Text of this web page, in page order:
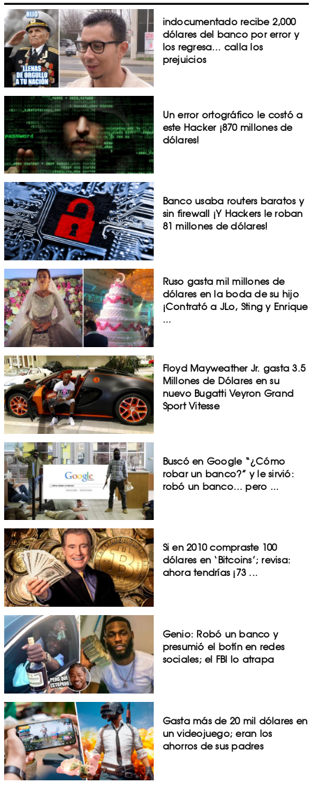
indocumentado recibe 2,000
dólares del banco por error y
los regresa… calla los
prejuicios
Un error ortográfico le costó a
este Hacker ¡870 millones de
dólares!
Banco usaba routers baratos y
sin firewall ¡Y Hackers le roban
81 millones de dólares!
Ruso gasta mil millones de
dólares en la boda de su hijo
¡Contrató a JLo, Sting y Enrique
...
Floyd Mayweather Jr. gasta 3.5
Millones de Dólares en su
nuevo Bugatti Veyron Grand
Sport Vitesse
Buscó en Google “¿Cómo
robar un banco?” y le sirvió:
robó un banco… pero ...
Si en 2010 compraste 100
dólares en ‘Bitcoins’; revisa:
ahora tendrías ¡73 ...
Genio: Robó un banco y
presumió el botín en redes
sociales; el FBI lo atrapa
Gasta más de 20 mil dólares en
un videojuego; eran los
ahorros de sus padres